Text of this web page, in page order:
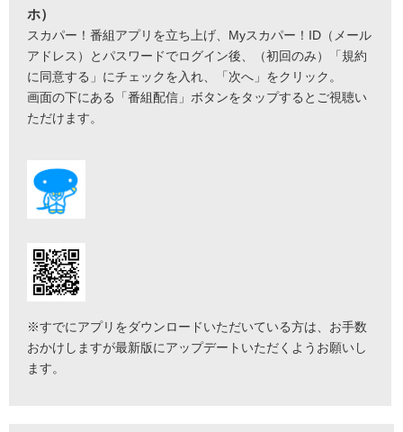
ホ）
スカパー！番組アプリを立ち上げ、Myスカパー！ID（メール
アドレス）とパスワードでログイン後、（初回のみ）「規約
に同意する」にチェックを入れ、「次へ」をクリック。
画面の下にある「番組配信」ボタンをタップするとご視聴い
ただけます。
※すでにアプリをダウンロードいただいている方は、お手数
おかけしますが最新版にアップデートいただくようお願いし
ます。